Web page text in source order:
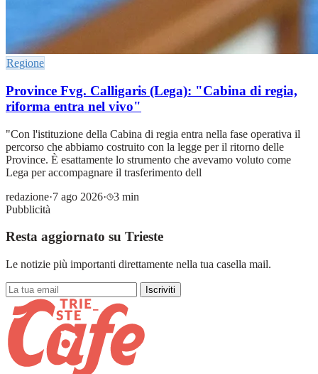
Regione
Province Fvg. Calligaris (Lega): "Cabina di regia,
riforma entra nel vivo"
"Con l'istituzione della Cabina di regia entra nella fase operativa il
percorso che abbiamo costruito con la legge per il ritorno delle
Province. È esattamente lo strumento che avevamo voluto come
Lega per accompagnare il trasferimento dell
redazione·7 ago 2026·
3 min
Pubblicità
Resta aggiornato su Trieste
Le notizie più importanti direttamente nella tua casella mail.
Iscriviti